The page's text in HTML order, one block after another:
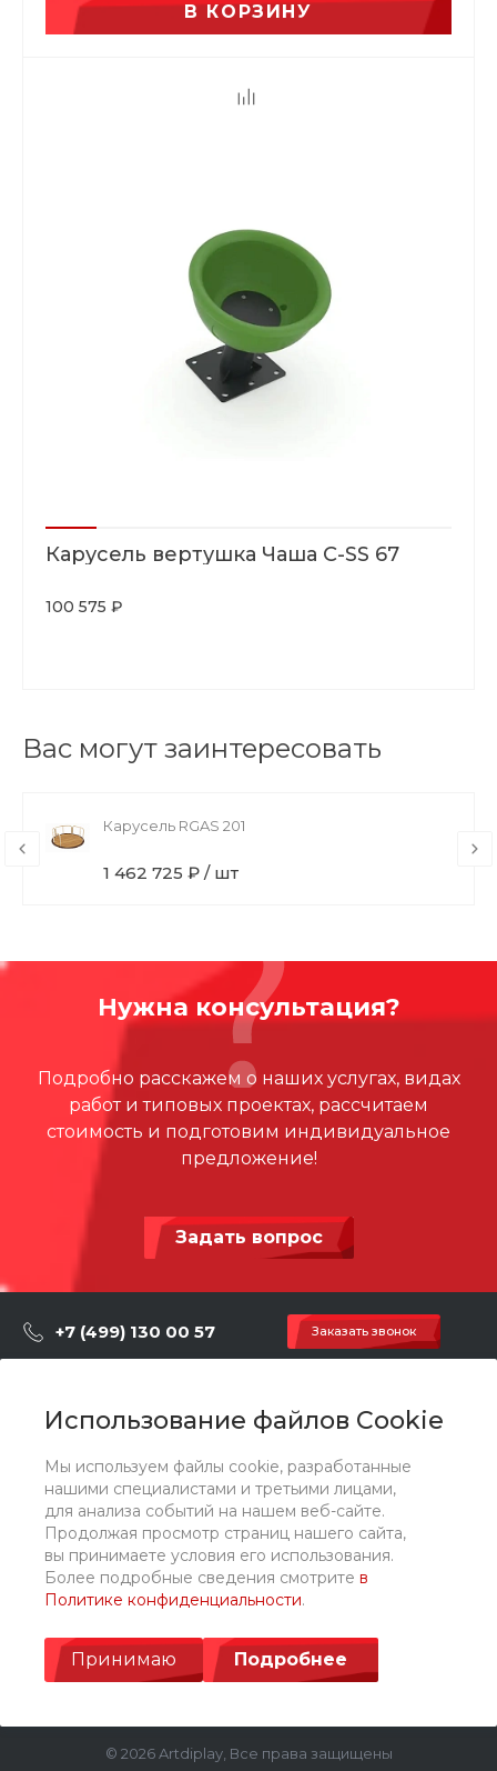
Использование файлов Cookie
Мы используем файлы cookie, разработанные
нашими специалистами и третьими лицами,
для анализа событий на нашем веб-сайте.
Продолжая просмотр страниц нашего сайта,
вы принимаете условия его использования.
Более подробные сведения смотрите в
Политике конфиденциальности.
Принимаю Подробнее
В КОРЗИНУ
Карусель вертушка Чаша C-SS 67
100 575 ₽
Вас могут заинтересовать
Карусель RGAS 201
1 462 725 ₽ / шт
Нужна консультация?
Подробно расскажем о наших услугах, видах
работ и типовых проектах, рассчитаем
стоимость и подготовим индивидуальное
предложение!
Задать вопрос
+7 (499) 130 00 57 Заказать звонок
г. Москва, Марксистская 3 стр.2
О компании
Каталог
Услуги
© 2026 Artdiplay, Все права защищены